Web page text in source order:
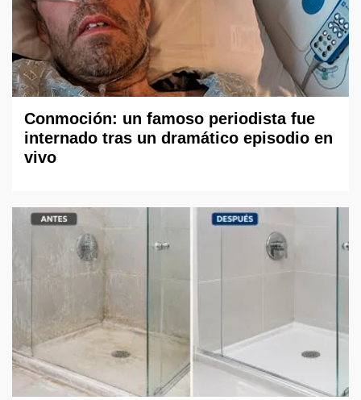
Conmoción: un famoso periodista fue
internado tras un dramático episodio en
vivo